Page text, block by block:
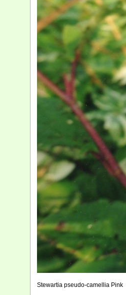
Stewartia pseudo-camellia Pink